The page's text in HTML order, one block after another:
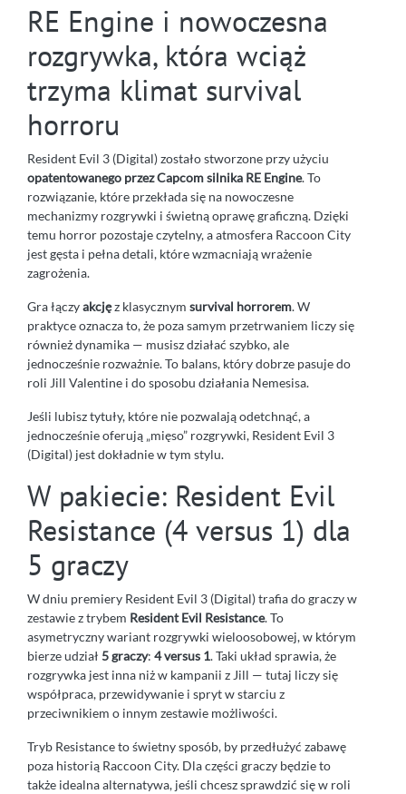
RE Engine i nowoczesna
rozgrywka, która wciąż
trzyma klimat survival
horroru
Resident Evil 3 (Digital) zostało stworzone przy użyciu
opatentowanego przez Capcom silnika RE Engine. To
rozwiązanie, które przekłada się na nowoczesne
mechanizmy rozgrywki i świetną oprawę graficzną. Dzięki
temu horror pozostaje czytelny, a atmosfera Raccoon City
jest gęsta i pełna detali, które wzmacniają wrażenie
zagrożenia.
Gra łączyakcjęz klasycznym survival horrorem. W
praktyce oznacza to, że poza samym przetrwaniem liczy się
również dynamika — musisz działać szybko, ale
jednocześnie rozważnie. To balans, który dobrze pasuje do
roli Jill Valentine i do sposobu działania Nemesisa.
Jeśli lubisz tytuły, które nie pozwalają odetchnąć, a
jednocześnie oferują „mięso” rozgrywki, Resident Evil 3
(Digital) jest dokładnie w tym stylu.
W pakiecie: Resident Evil
Resistance (4 versus 1) dla
5 graczy
W dniu premiery Resident Evil 3 (Digital) trafia do graczy w
zestawie z trybem Resident Evil Resistance. To
asymetryczny wariant rozgrywki wieloosobowej, w którym
bierze udział 5 graczy: 4 versus 1. Taki układ sprawia, że
rozgrywka jest inna niż w kampanii z Jill — tutaj liczy się
współpraca, przewidywanie i spryt w starciu z
przeciwnikiem o innym zestawie możliwości.
Tryb Resistance to świetny sposób, by przedłużyć zabawę
poza historią Raccoon City. Dla części graczy będzie to
także idealna alternatywa, jeśli chcesz sprawdzić się w roli